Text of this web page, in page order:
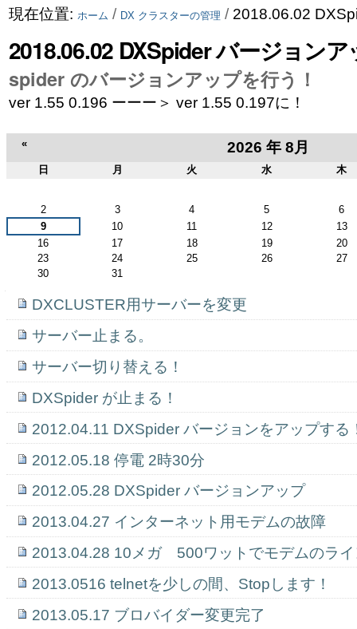
ビ
ゲ
ー
ョ
に
現在位置: ホーム / DX クラスターの管理 / 2018.06.02
2018.06.02 DXSpider バージョンア
spider のバージョンアップを行う！
ver 1.55 0.196 ーーー＞ ver 1.55 0.197に！
« 2026 年 8月
日 月 火 水 木
2 3 4 5
6
9
10 11 12
13
16
17 18 19
20
23
24 25 26
27
30
31
ゲ
シ
DXCLUSTER用サーバーを変更
サーバー止まる。
サーバー切り替える！
DXSpider が止まる！
2012.04.11 DXSpider バージョンをアップする
2012.05.18 停電 2時30分
2012.05.28 DXSpider バージョンアップ
2013.04.27 インターネット用モデムの故障
2013.04.28 10メガ 500ワットでモデムのライ
2013.0516 telnetを少しの間、Stopします！
2013.05.17 ブロバイダー変更完了